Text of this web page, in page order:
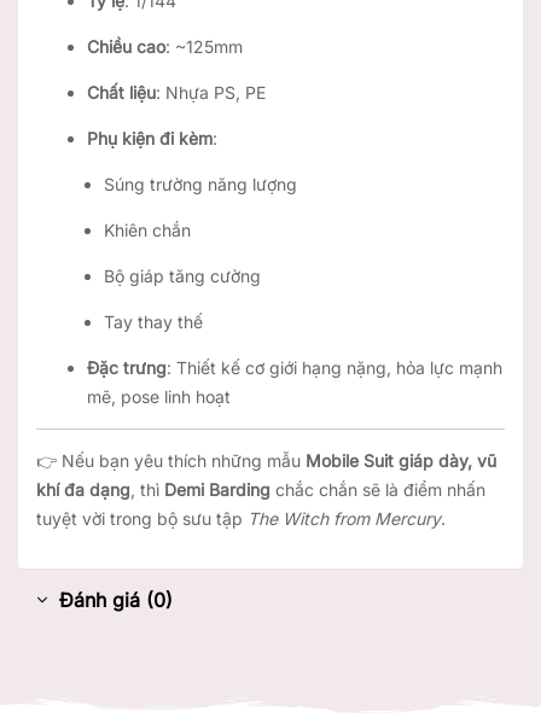
Chiều cao: ~125mm
Chất liệu: Nhựa PS, PE
Phụ kiện đi kèm:
Súng trường năng lượng
Khiên chắn
Bộ giáp tăng cường
Tay thay thế
Đặc trưng: Thiết kế cơ giới hạng nặng, hỏa lực mạnh
mẽ, pose linh hoạt
👉 Nếu bạn yêu thích những mẫu Mobile Suit giáp dày, vũ
khí đa dạng, thì Demi Barding chắc chắn sẽ là điểm nhấn
tuyệt vời trong bộ sưu tập The Witch from Mercury.
Đánh giá (0)